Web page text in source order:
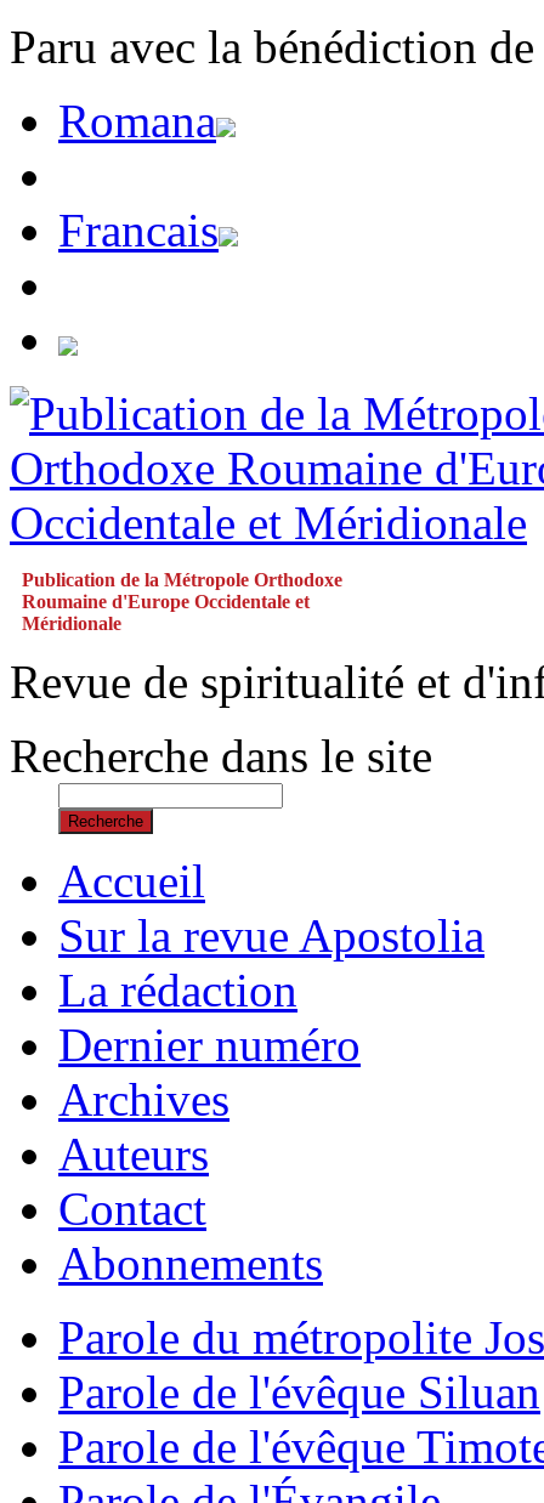
Paru avec la bénédiction
Romana
Francais
Publication de la Métropole Orthodoxe
Roumaine d'Europe Occidentale et
Méridionale
Revue de spiritualité et
Recherche dans le site
Recherche
Accueil
Sur la revue Apostolia
La rédaction
Dernier numéro
Archives
Auteurs
Contact
Abonnements
Parole du métropolite
Parole de l'évêque Siluan
Parole de l'évêque